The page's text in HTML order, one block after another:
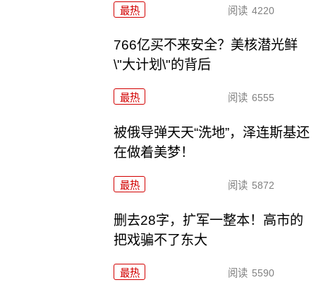
最热 阅读 4220
766亿买不来安全？美核潜光鲜
\"大计划\"的背后
最热 阅读 6555
被俄导弹天天“洗地”，泽连斯基还
在做着美梦！
最热 阅读 5872
删去28字，扩军一整本！高市的
把戏骗不了东大
最热 阅读 5590